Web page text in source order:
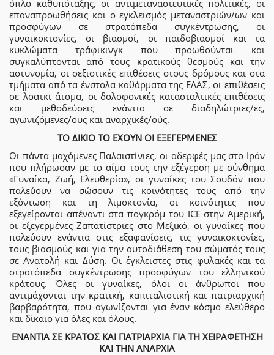
όπλο καθυπόταξης, οι αντιμεταναστευτικές πολιτικές, οι
επαναπροωθήσεις και ο εγκλεισμός μεταναστριών/ων και
προσφύγων σε στρατόπεδα συγκέντρωσης, οι
γυναικοκτονίες, οι βιασμοί, οι παιδοβιασμοί και τα
κυκλώματα τράφικινγκ που προωθούνται και
συγκαλύπτονται από τους κρατικούς θεσμούς και την
αστυνομία, οι σεξιστικές επιθέσεις στους δρόμους και στα
τμήματα από τα ένστολα καθάρματα της ΕΛΑΣ, οι επιθέσεις
σε λοατκι άτομα, οι δολοφονικές κατασταλτικές επιθέσεις
και μεθοδεύσεις ενάντια σε διαδηλώτριες/ες,
αγωνιζόμενες/ους και αναρχικές/ούς.
ΤΟ ΔΙΚΙΟ ΤΟ ΕΧΟΥΝ ΟΙ ΕΞΕΓΕΡΜΕΝΕΣ
Οι πάντα μαχόμενες Παλαιστίνιες, οι αδερφές μας στο Ιράν
που πλήρωσαν με το αίμα τους την εξέγερση με σύνθημα
«Γυναίκα, Ζωή, Ελευθερία», οι γυναίκες του Σουδάν που
παλεύουν να σώσουν τις κοινότητες τους από την
εξόντωση και τη λιμοκτονία, οι κοινότητες που
εξεγείρονται απέναντι στα πογκρόμ του ICE στην Αμερική,
οι εξεγερμένες Ζαπατίστριες στο Μεξικό, οι γυναίκες που
παλεύουν ενάντια στις εξαφανίσεις, τις γυναικοκτονίες,
τους βιασμούς και για την αυτοδιάθεση του σώματός τους
σε Ανατολή και Δύση. Οι έγκλειστες στις φυλακές και τα
στρατόπεδα συγκέντρωσης προσφύγων του ελληνικού
κράτους. Όλες οι γυναίκες, όλοι οι άνθρωποι που
αντιμάχονται την κρατική, καπιταλιστική και πατριαρχική
βαρβαρότητα, που αγωνίζονται για έναν κόσμο ελεύθερο
και δίκαιο για όλες και όλους.
ΕΝΑΝΤΙΑ ΣΕ ΚΡΑΤΟΣ ΚΑΙ ΠΑΤΡΙΑΡΧΙΑ ΓΙΑ ΤΗ ΧΕΙΡΑΦΕΤΗΣΗ
ΚΑΙ ΤΗΝ ΑΝΑΡΧΙΑ